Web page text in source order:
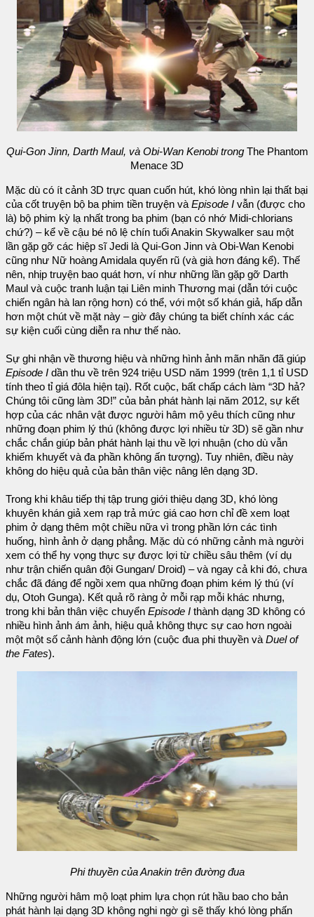
Qui-Gon Jinn, Darth Maul, và Obi-Wan Kenobi trongThe Phantom
Menace 3D
Mặc dù có ít cảnh 3D trực quan cuốn hút, khó lòng nhìn lại thất bại
của cốt truyện bộ ba phim tiền truyện và Episode I vẫn (được cho
là) bộ phim kỳ lạ nhất trong ba phim (bạn có nhớ Midi-chlorians
chứ?) – kể về cậu bé nô lệ chín tuổi Anakin Skywalker sau một
lần gặp gỡ các hiệp sĩ Jedi là Qui-Gon Jinn và Obi-Wan Kenobi
cũng như Nữ hoàng Amidala quyến rũ (và già hơn đáng kể). Thế
nên, nhịp truyện bao quát hơn, ví như những lần gặp gỡ Darth
Maul và cuộc tranh luận tại Liên minh Thương mại (dẫn tới cuộc
chiến ngân hà lan rộng hơn) có thể, với một số khán giả, hấp dẫn
hơn một chút về mặt này – giờ đây chúng ta biết chính xác các
sự kiện cuối cùng diễn ra như thế nào.
Sự ghi nhận về thương hiệu và những hình ảnh mãn nhãn đã giúp
Episode I dần thu về trên 924 triệu USD năm 1999 (trên 1,1 tỉ USD
tính theo tỉ giá đôla hiện tại). Rốt cuộc, bất chấp cách làm “3D hả?
Chúng tôi cũng làm 3D!” của bản phát hành lại năm 2012, sự kết
hợp của các nhân vật được người hâm mộ yêu thích cũng như
những đoạn phim lý thú (không được lợi nhiều từ 3D) sẽ gần như
chắc chắn giúp bản phát hành lại thu về lợi nhuận (cho dù vẫn
khiếm khuyết và đa phần không ấn tượng). Tuy nhiên, điều này
không do hiệu quả của bản thân việc nâng lên dạng 3D.
Trong khi khâu tiếp thị tập trung giới thiệu dạng 3D, khó lòng
khuyên khán giả xem rạp trả mức giá cao hơn chỉ đề xem loạt
phim ở dạng thêm một chiều nữa vì trong phần lớn các tình
huống, hình ảnh ở dạng phẳng. Mặc dù có những cảnh mà người
xem có thể hy vọng thực sự được lợi từ chiều sâu thêm (ví dụ
như trận chiến quân đội Gungan/ Droid) – và ngay cả khi đó, chưa
chắc đã đáng để ngồi xem qua những đoạn phim kém lý thú (ví
dụ, Otoh Gunga). Kết quả rõ ràng ở mỗi rạp mỗi khác nhưng,
trong khi bản thân việc chuyển Episode I thành dạng 3D không có
nhiều hình ảnh ám ảnh, hiệu quả không thực sự cao hơn ngoài
một một số cảnh hành động lớn (cuộc đua phi thuyền và Duel of
the Fates).
Phi thuyền của Anakin trên đường đua
Những người hâm mộ loạt phim lựa chọn rút hầu bao cho bản
phát hành lại dạng 3D không nghi ngờ gì sẽ thấy khó lòng phấn